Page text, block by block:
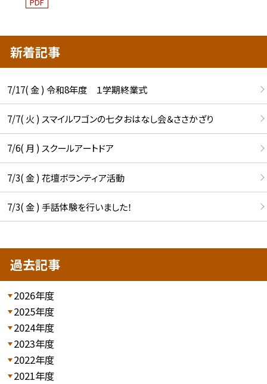
PDF
新着記事
7/17( 金 ) 令和8年度 １学期終業式
7/7( 火 ) スマイルワゴンの七夕おはなし会＆ささかざり
7/6( 月 ) スクールアートドア
7/3( 金 ) 花壇ボランティア活動
7/3( 金 ) 手話体験を行いました！
過去記事
2026年度
2025年度
2024年度
2023年度
2022年度
2021年度